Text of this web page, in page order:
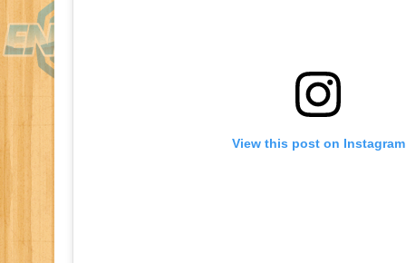
View this post on Instagram